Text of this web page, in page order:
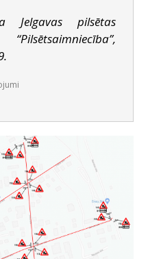
Jelgavas pilsētas